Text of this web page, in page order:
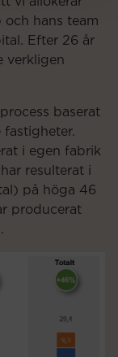
hans team
Efter 26 år
verkligen
baserat
fastigheter.
i egen fabrik
resulterat i
på höga 46
producerat